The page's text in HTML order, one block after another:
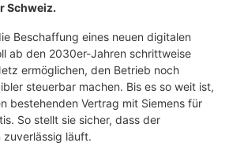
Schweiz.
Beschaffung eines neuen digitalen
ab den 2030er-Jahren schrittweise
ermöglichen, den Betrieb noch
steuerbar machen. Bis es so weit ist,
bestehenden Vertrag mit Siemens für
So stellt sie sicher, dass der
zuverlässig läuft.